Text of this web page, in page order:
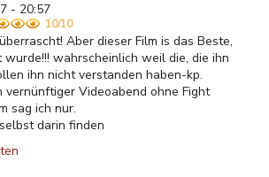
- 20:57
10/10
Aber dieser Film is das Beste,
wahrscheinlich weil die, die ihn
ihn nicht verstanden haben-kp.
vernünftiger Videoabend ohne Fight
sag ich nur.
darin finden